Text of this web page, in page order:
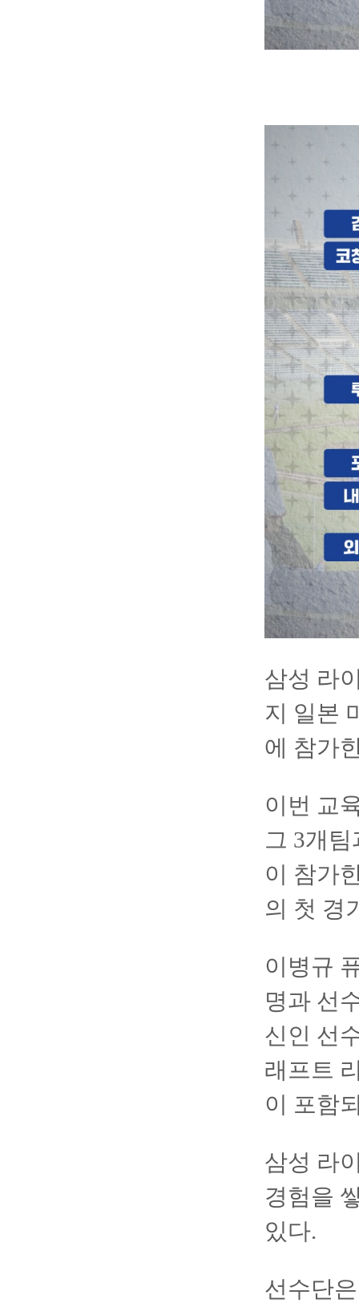
삼성 라
지 일본
에 참가
이번 교
그 3개
이 참가
의 첫 경
이병규
명과 선
신인 선
래프트
이 포함
삼성 라
경험을
있다.
선수단